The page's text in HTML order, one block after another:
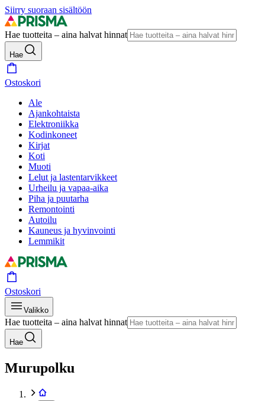
Siirry suoraan sisältöön
Hae tuotteita – aina halvat hinnat
Hae
Ostoskori
Ale
Ajankohtaista
Elektroniikka
Kodinkoneet
Kirjat
Koti
Muoti
Lelut ja lastentarvikkeet
Urheilu ja vapaa-aika
Piha ja puutarha
Remontointi
Autoilu
Kauneus ja hyvinvointi
Lemmikit
Ostoskori
Valikko
Hae tuotteita – aina halvat hinnat
Hae
Murupolku